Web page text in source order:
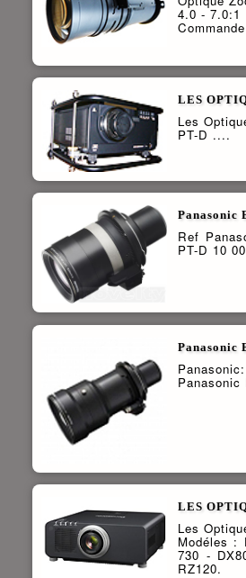
4.0 - 7.0:1
LES
Les
PT-D ....
Panasonic
Ref
PT-D 10
Panasonic
Panasonic
LES
Les
Modéles :
730 -
RZ120.